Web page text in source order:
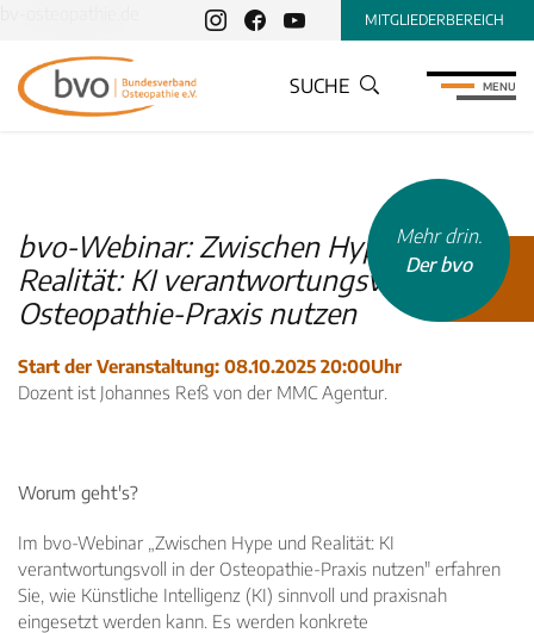
MITGLIEDERBEREICH
SUCHE MENU
bvo-Webinar: Zwischen Hype und
Realität: KI verantwortungsvoll in der
Osteopathie-Praxis nutzen
Start der Veranstaltung: 08.10.2025 20:00Uhr
Dozent ist Johannes Reß von der MMC Agentur.
Worum geht's?
Im bvo-Webinar „Zwischen Hype und Realität: KI
verantwortungsvoll in der Osteopathie-Praxis nutzen" erfahren
Sie, wie Künstliche Intelligenz (KI) sinnvoll und praxisnah
eingesetzt werden kann. Es werden konkrete
Mehr drin.
Der bvo
INHALTSTYP
Therapeuten
Schulen
Kleinanzeigen
Veranstaltungen
Inhaltsseiten